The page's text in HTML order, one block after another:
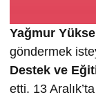
Yağmur Yüksel
göndermek
Destek ve
etti. 13